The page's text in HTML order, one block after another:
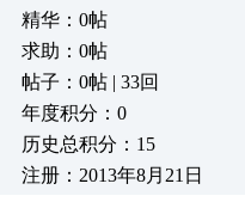
精华：0帖
求助：0帖
帖子：0帖 | 33回
年度积分：0
历史总积分：15
注册：2013年8月21日